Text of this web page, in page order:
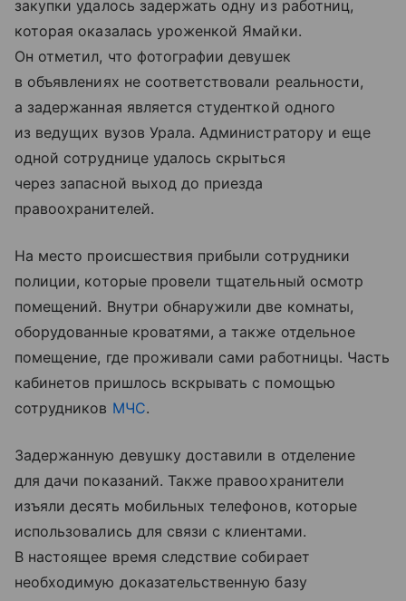
закупки удалось задержать одну из работниц,
которая оказалась уроженкой Ямайки.
Он отметил, что фотографии девушек
в объявлениях не соответствовали реальности,
а задержанная является студенткой одного
из ведущих вузов Урала. Администратору и еще
одной сотруднице удалось скрыться
через запасной выход до приезда
правоохранителей.
На место происшествия прибыли сотрудники
полиции, которые провели тщательный осмотр
помещений. Внутри обнаружили две комнаты,
оборудованные кроватями, а также отдельное
помещение, где проживали сами работницы. Часть
кабинетов пришлось вскрывать с помощью
сотрудников МЧС.
Задержанную девушку доставили в отделение
для дачи показаний. Также правоохранители
изъяли десять мобильных телефонов, которые
использовались для связи с клиентами.
В настоящее время следствие собирает
необходимую доказательственную базу